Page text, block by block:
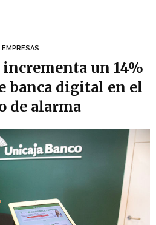
EMPRESAS
un 14%
banca digital en el
de alarma